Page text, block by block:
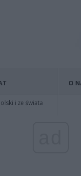
i ze świata
O